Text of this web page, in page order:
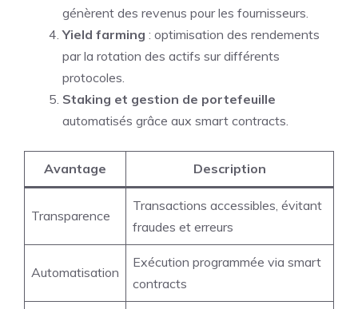
génèrent des revenus pour les fournisseurs.
Yield farming : optimisation des rendements
par la rotation des actifs sur différents
protocoles.
Staking et gestion de portefeuille
automatisés grâce aux smart contracts.
Avantage Description
Transparence
Transactions accessibles, évitant
fraudes et erreurs
Automatisation
Exécution programmée via smart
contracts